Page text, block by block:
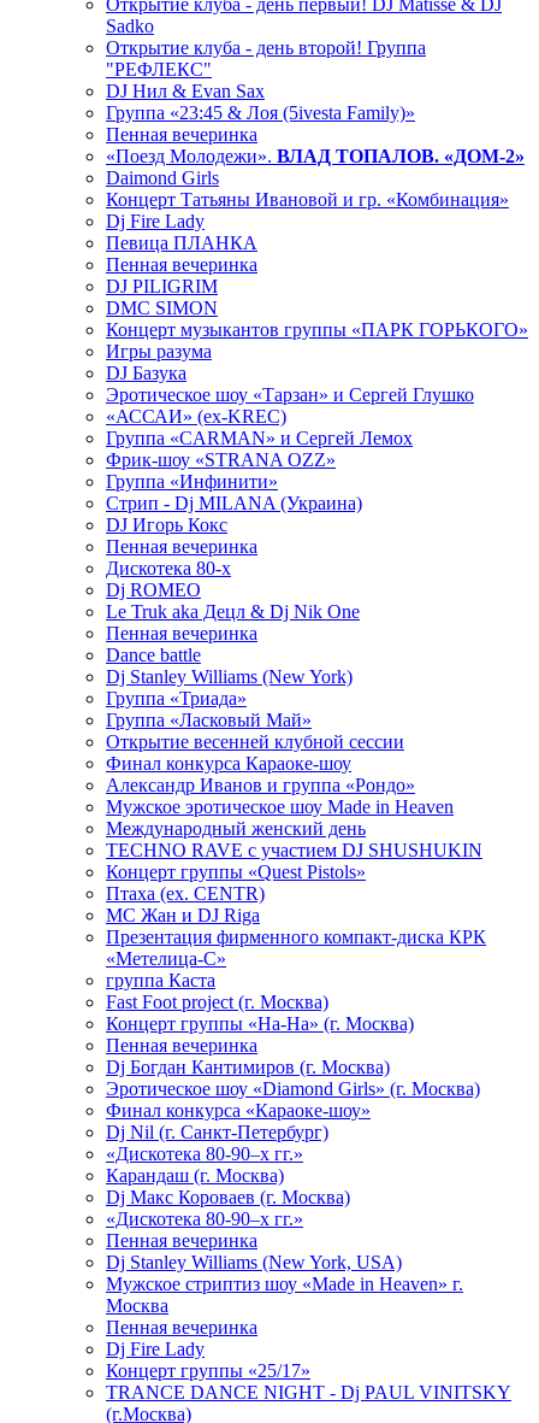
Открытие клуба - день первый! DJ Matisse & DJ
Sadko
Открытие клуба - день второй! Группа
"РЕФЛЕКС"
DJ Нил & Evan Sax
Группа «23:45 & Лоя (5ivesta Family)»
Пенная вечеринка
«Поезд Молодежи». ВЛАД ТОПАЛОВ. «ДОМ-2»
Daimond Girls
Концерт Татьяны Ивановой и гр. «Комбинация»
Dj Fire Lady
Певица ПЛАНКА
Пенная вечеринка
DJ PILIGRIM
DMC SIMON
Концерт музыкантов группы «ПАРК ГОРЬКОГО»
Игры разума
DJ Базука
Эротическое шоу «Тарзан» и Сергей Глушко
«АССАИ» (ex-KREC)
Группа «CARMAN» и Сергей Лемох
Фрик-шоу «STRANA OZZ»
Группа «Инфинити»
Стрип - Dj MILANA (Украина)
DJ Игорь Кокс
Пенная вечеринка
Дискотека 80-х
Dj ROMEO
Le Truk aka Децл & Dj Nik One
Пенная вечеринка
Dance battle
Dj Stanley Williams (New York)
Группа «Триада»
Группа «Ласковый Май»
Открытие весенней клубной сессии
Финал конкурса Караоке-шоу
Александр Иванов и группа «Рондо»
Мужское эротическое шоу Made in Heaven
Международный женский день
TECHNO RAVE с участием DJ SHUSHUKIN
Концерт группы «Quest Pistols»
Птаха (ex. CENTR)
МС Жан и DJ Riga
Презентация фирменного компакт-диска КРК
«Метелица-С»
группа Каста
Fast Foot project (г. Москва)
Концерт группы «На-На» (г. Москва)
Пенная вечеринка
Dj Богдан Кантимиров (г. Москва)
Эротическое шоу «Diamond Girls» (г. Москва)
Финал конкурса «Караоке-шоу»
Dj Nil (г. Санкт-Петербург)
«Дискотека 80-90–х гг.»
Карандаш (г. Москва)
Dj Макс Короваев (г. Москва)
«Дискотека 80-90–х гг.»
Пенная вечеринка
Dj Stanley Williams (New York, USA)
Мужское стриптиз шоу «Made in Heaven» г.
Москва
Пенная вечеринка
Dj Fire Lady
Концерт группы «25/17»
TRANCE DANCE NIGHT - Dj PAUL VINITSKY
(г.Москва)